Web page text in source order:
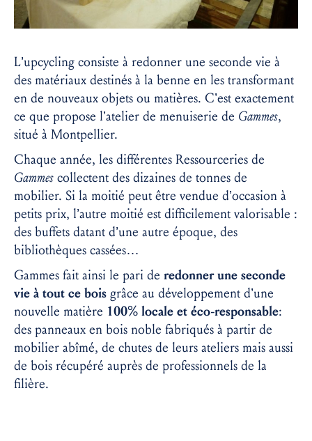
L’upcycling consiste à redonner une seconde vie à
des matériaux destinés à la benne en les transformant
en de nouveaux objets ou matières. C’est exactement
ce que propose l’atelier de menuiserie de Gammes,
situé à Montpellier.
Chaque année, les différentes Ressourceries de
Gammes collectent des dizaines de tonnes de
mobilier. Si la moitié peut être vendue d’occasion à
petits prix, l’autre moitié est difficilement valorisable :
des buffets datant d’une autre époque, des
bibliothèques cassées…
Gammes fait ainsi le pari de redonner une seconde
vie à tout ce bois grâce au développement d’une
nouvelle matière 100% locale et éco-responsable:
des panneaux en bois noble fabriqués à partir de
mobilier abîmé, de chutes de leurs ateliers mais aussi
de bois récupéré auprès de professionnels de la
filière.